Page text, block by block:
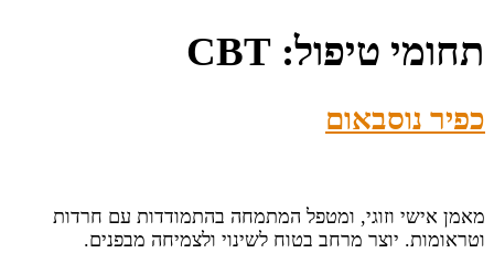
תחומי טיפול: CBT
כפיר נוסבאום
מאמן אישי וזוגי, ומטפל המתמחה בהתמודדות עם חרדות
וטראומות. יוצר מרחב בטוח לשינוי ולצמיחה מבפנים.